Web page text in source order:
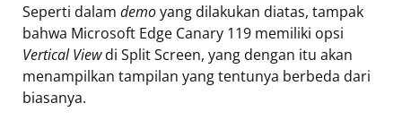
Seperti dalam demoyang dilakukan diatas, tampak
bahwa Microsoft Edge Canary 119 memiliki opsi
Vertical Viewdi Split Screen, yang dengan itu akan
menampilkan tampilan yang tentunya berbeda dari
biasanya.